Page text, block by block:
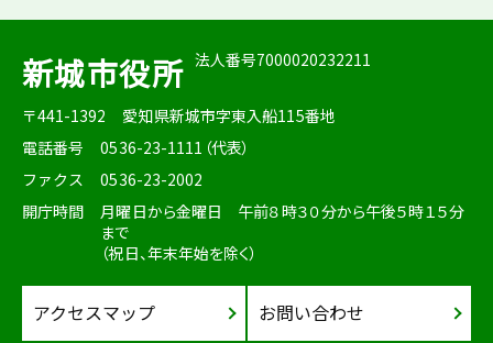
新城市役所 法人番号7000020232211
〒441-1392
愛知県新城市字東入船115番地
電話番号
0536-23-1111（代表）
ファクス
0536-23-2002
開庁時間
月曜日から金曜日 午前８時３０分から午後５時１５分
まで
（祝日、年末年始を除く）
アクセスマップ お問い合わせ